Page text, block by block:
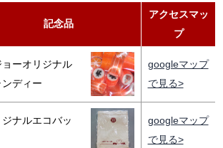
記念品
アクセスマッ
プ
ョーオリジナル
ンディー
googleマップ
で見る>
ジナルエコバッ
googleマップ
で見る>